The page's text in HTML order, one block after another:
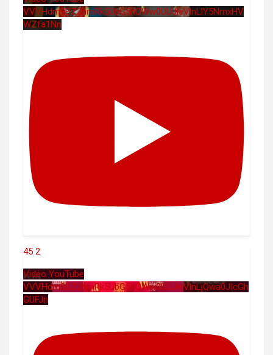
VVVHdm9BZ2hmRk5UbG5hOWw0UUJleVlnLlY5NmxHV
WZfa1Nn
45 2
Vidéo YouTube
VVVHdm9BZ2hmRk5UbG5hOWw0UUJleVlnLjQwa0JIcGh
GUFJn